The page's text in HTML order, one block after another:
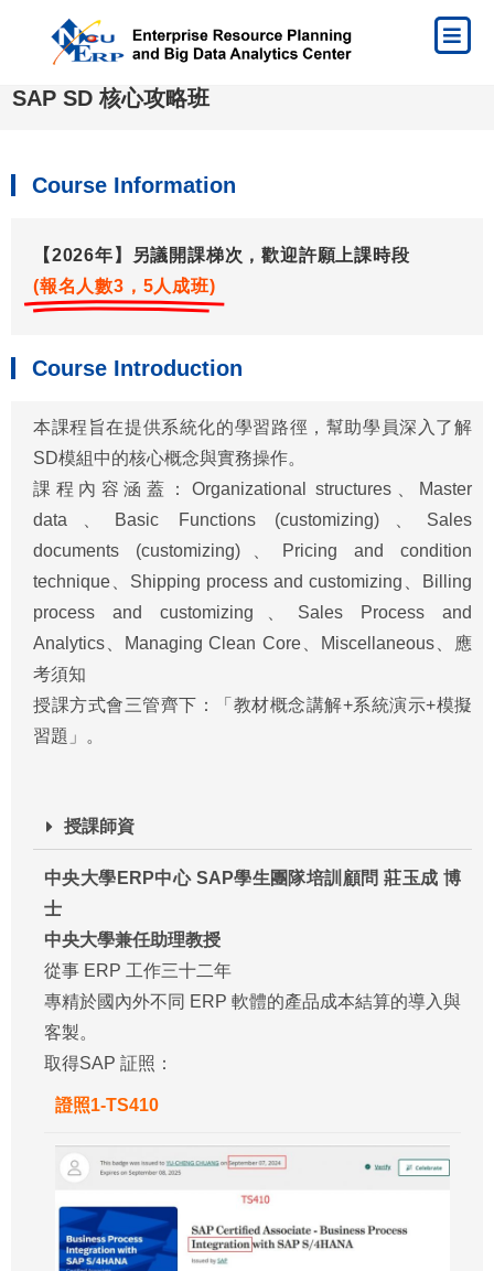
SAP SD 核心攻略班
Course Information
【2026年】另議開課梯次，歡迎許願上課時段
(報名人數3，5人成班)
Course Introduction
本課程旨在提供系統化的學習路徑，幫助學員深入了解
SD模組中的核心概念與實務操作。
課程內容涵蓋：Organizational structures、Master
data、Basic Functions (customizing)、Sales
documents (customizing)、Pricing and condition
technique、Shipping process and customizing、Billing
process and customizing、Sales Process and
Analytics、Managing Clean Core、Miscellaneous、應
考須知
授課方式會三管齊下：「教材概念講解+系統演示+模擬
習題」。
授課師資
中央大學ERP中心 SAP學生團隊培訓顧問 莊玉成 博
士
中央大學兼任助理教授
從事 ERP 工作三十二年
專精於國內外不同 ERP 軟體的產品成本結算的導入與
客製。
取得SAP 証照：
證照1-TS410